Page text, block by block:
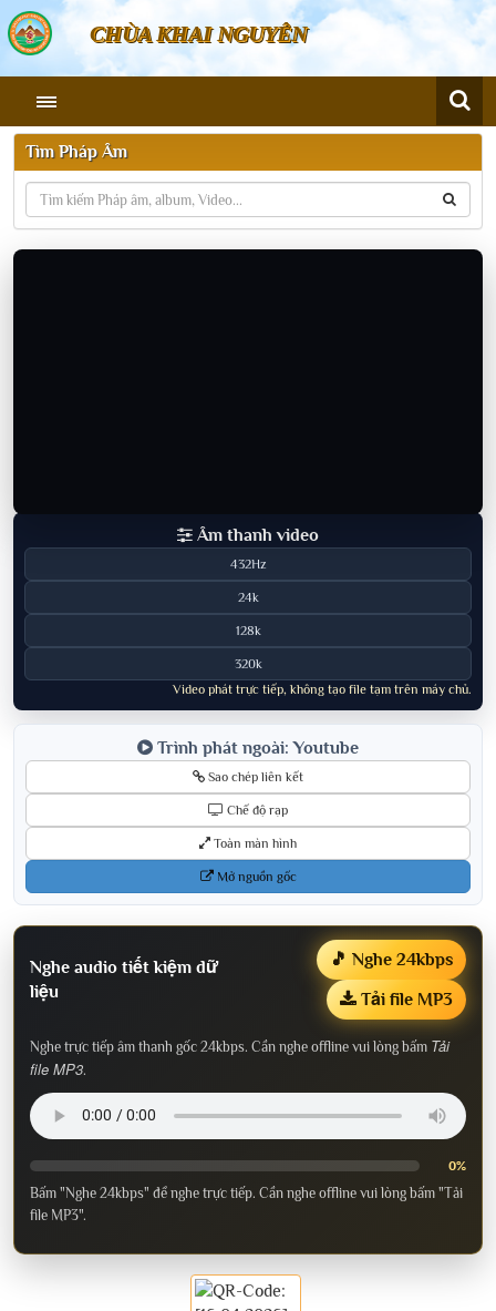
CHÙA KHAI NGUYÊN
Tìm Pháp Âm
Âm thanh video
432Hz
24k
128k
320k
Video phát trực tiếp, không tạo file tạm trên máy chủ.
Trình phát ngoài: Youtube
Sao chép liên kết
Chế độ rạp
Toàn màn hình
Mở nguồn gốc
Nghe audio tiết kiệm dữ
liệu
🎵 Nghe 24kbps
Tải file MP3
Nghe trực tiếp âm thanh gốc 24kbps. Cần nghe offline vui lòng bấm Tải
file MP3.
0%
Bấm "Nghe 24kbps" để nghe trực tiếp. Cần nghe offline vui lòng bấm "Tải
file MP3".